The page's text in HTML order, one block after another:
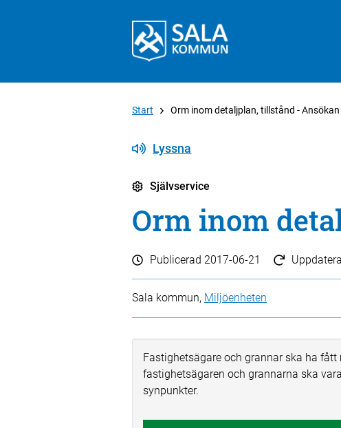
Start Orm inom detaljplan, tillstånd - Ansökan
Lyssna
Självservice
Orm inom
Publicerad 2017-06-21
Sala kommun, Miljöenheten
Fastighetsägare och grannar ska ha
fastighetsägaren och grannarna ska
synpunkter.